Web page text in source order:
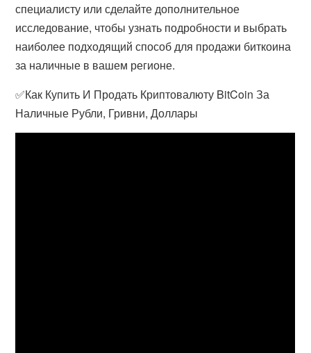
специалисту или сделайте дополнительное
исследование, чтобы узнать подробности и выбрать
наиболее подходящий способ для продажи биткоина
за наличные в вашем регионе.
✅Как Купить И Продать Криптовалюту BitCoin За
Наличные Рубли, Гривни, Доллары